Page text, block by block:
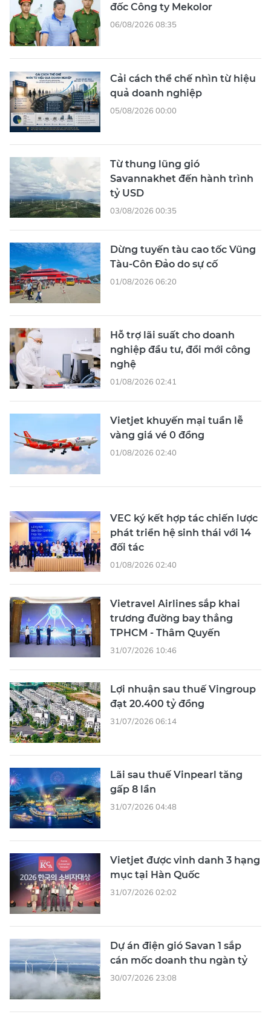
đốc Công ty Mekolor
06/08/2026 08:35
Cải cách thể chế nhìn từ hiệu
quả doanh nghiệp
05/08/2026 00:00
Từ thung lũng gió
Savannakhet đến hành trình
tỷ USD
03/08/2026 00:35
Dừng tuyến tàu cao tốc Vũng
Tàu-Côn Đảo do sự cố
01/08/2026 06:20
Hỗ trợ lãi suất cho doanh
nghiệp đầu tư, đổi mới công
nghệ
01/08/2026 02:41
Vietjet khuyến mại tuần lễ
vàng giá vé 0 đồng
01/08/2026 02:40
VEC ký kết hợp tác chiến lược
phát triển hệ sinh thái với 14
đối tác
01/08/2026 02:40
Vietravel Airlines sắp khai
trương đường bay thẳng
TPHCM - Thâm Quyến
31/07/2026 10:46
Lợi nhuận sau thuế Vingroup
đạt 20.400 tỷ đồng
31/07/2026 06:14
Lãi sau thuế Vinpearl tăng
gấp 8 lần
31/07/2026 04:48
Vietjet được vinh danh 3 hạng
mục tại Hàn Quốc
31/07/2026 02:02
Dự án điện gió Savan 1 sắp
cán mốc doanh thu ngàn tỷ
30/07/2026 23:08